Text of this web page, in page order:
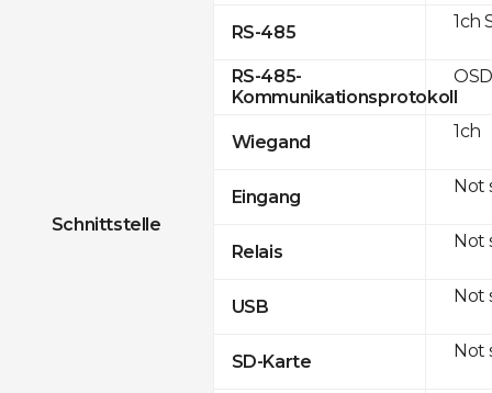
Schnittstelle
RS-485
RS-485-
Kommunikationsprotokoll
Wiegand
Eingang
Relais
USB
SD-Karte
1ch
1ch
Not
Not
Not
Not